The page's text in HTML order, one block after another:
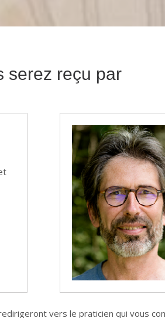
serez reçu par
vers le praticien qui vous